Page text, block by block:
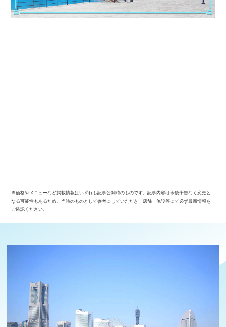
※価格やメニューなど掲載情報はいずれも記事公開時のものです。記事内容は今後予告なく変更と
なる可能性もあるため、当時のものとして参考にしていただき、店舗・施設等にて必ず最新情報を
ご確認ください。